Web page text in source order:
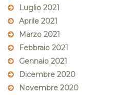
Luglio 2021
Aprile 2021
Marzo 2021
Febbraio 2021
Gennaio 2021
Dicembre 2020
Novembre 2020